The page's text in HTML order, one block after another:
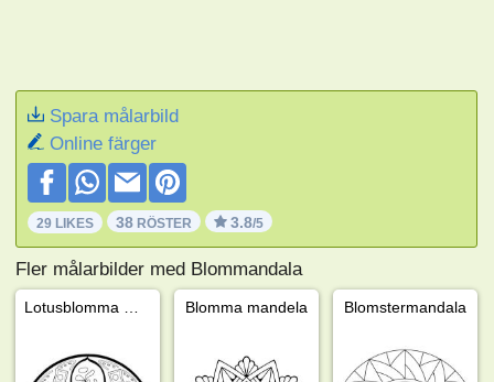
Spara målarbild
Online färger
29 LIKES 38 RÖSTER 3.8/5
Fler målarbilder med Blommandala
Blomma mandela Blomstermandala